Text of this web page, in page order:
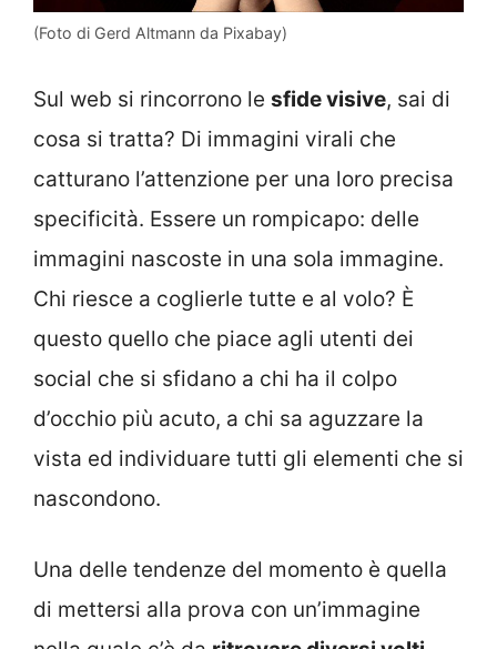
(Foto di Gerd Altmann da Pixabay)
Sul web si rincorrono le sfide visive, sai di
cosa si tratta? Di immagini virali che
catturano l’attenzione per una loro precisa
specificità. Essere un rompicapo: delle
immagini nascoste in una sola immagine.
Chi riesce a coglierle tutte e al volo? È
questo quello che piace agli utenti dei
social che si sfidano a chi ha il colpo
d’occhio più acuto, a chi sa aguzzare la
vista ed individuare tutti gli elementi che si
nascondono.
Una delle tendenze del momento è quella
di mettersi alla prova con un’immagine